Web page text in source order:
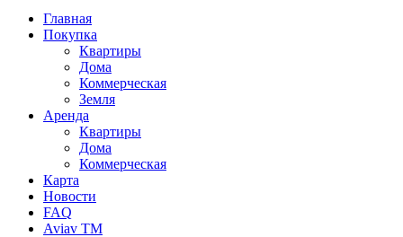
Главная
Покупка
Квартиры
Дома
Коммерческая
Земля
Аренда
Квартиры
Дома
Коммерческая
Карта
Новости
FAQ
Aviav TM